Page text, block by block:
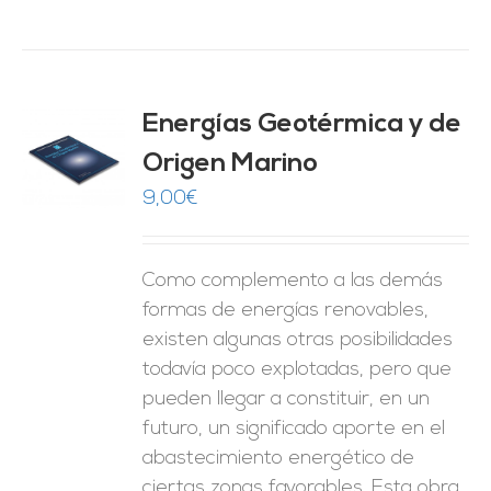
Energías Geotérmica y de
Origen Marino
9,00€
Como complemento a las demás
formas de energías renovables,
existen algunas otras posibilidades
todavía poco explotadas, pero que
pueden llegar a constituir, en un
futuro, un significado aporte en el
abastecimiento energético de